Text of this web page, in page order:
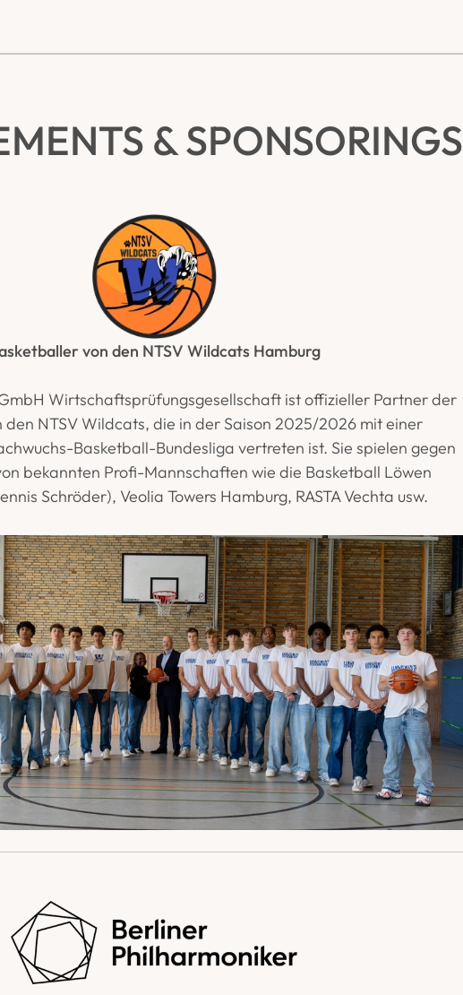
& SPONSORINGS
von den NTSV Wildcats Hamburg
Wirtschaftsprüfungsgesellschaft ist offizieller Partner der
den NTSV Wildcats, die in der Saison 2025/2026 mit einer
Basketball-Bundesliga vertreten ist. Sie spielen gegen
bekannten Profi-Mannschaften wie die Basketball Löwen
Schröder), Veolia Towers Hamburg, RASTA Vechta usw.